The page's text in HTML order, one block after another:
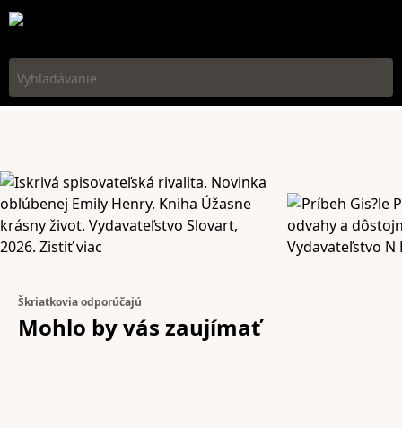
Vyhľadávanie
Škriatkovia odporúčajú
Mohlo by vás zaujímať